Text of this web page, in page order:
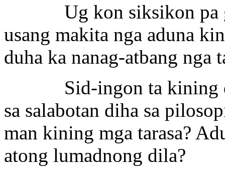
Ug kon siksikon pa
usang makita nga aduna
duha ka nanag-atbang nga
Sid-ingon ta kining
sa salabotan diha sa
man kining mga tarasa?
atong lumadnong dila?